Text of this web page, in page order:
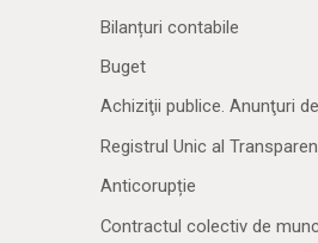
Bilanțuri contabile
Buget
Achiziţii publice. Anunţuri
Registrul Unic al
Anticorupție
Contractul colectiv de